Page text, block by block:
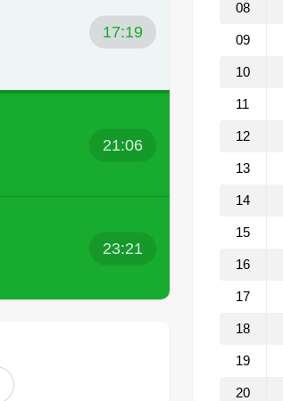
17:19
21:06
23:21
08
09
10
11
12
13
14
15
16
17
18
19
20